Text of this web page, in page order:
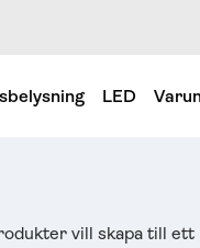
LED
vill skapa till